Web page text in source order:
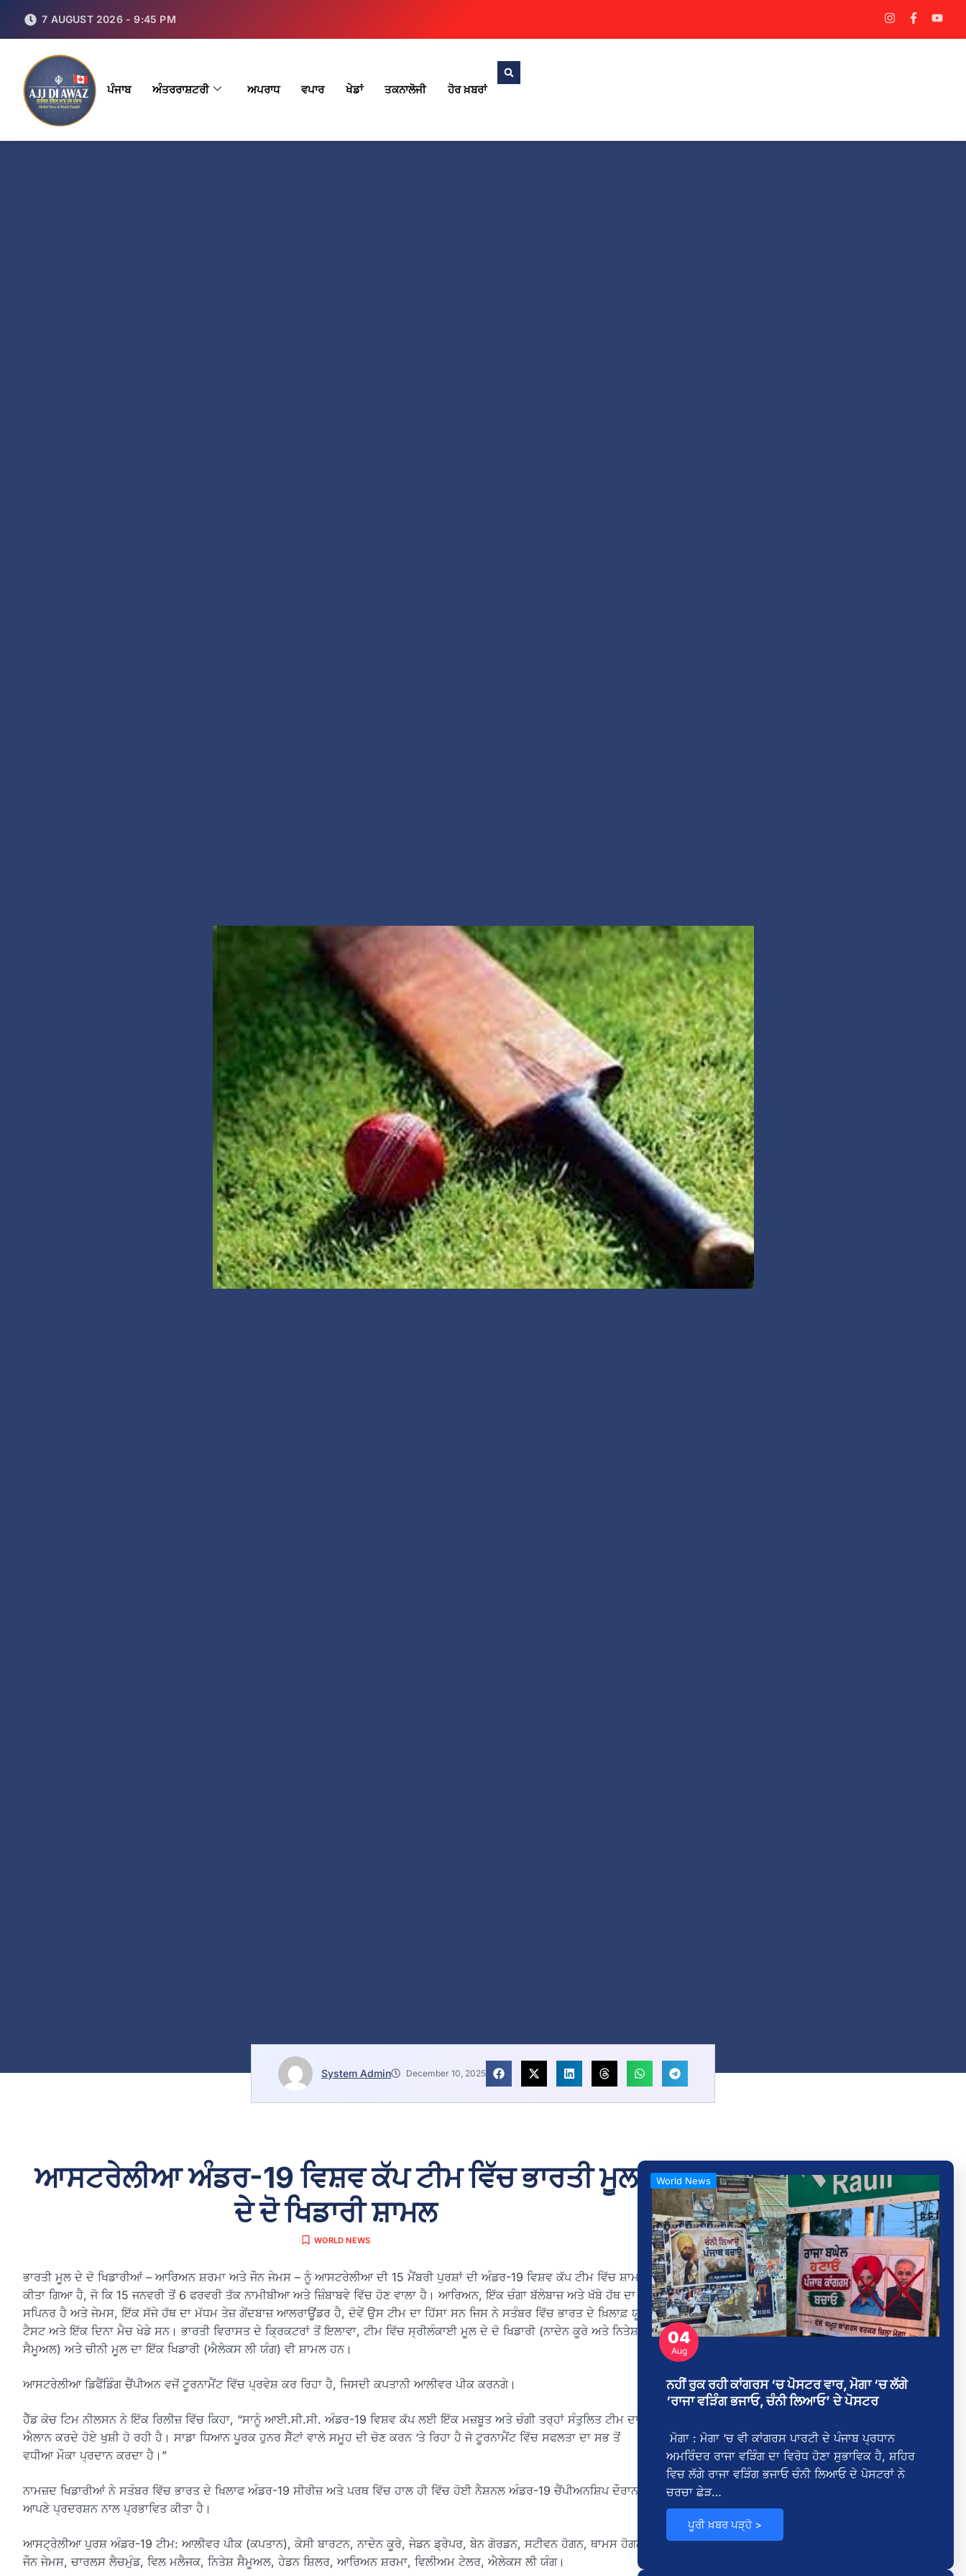
7 AUGUST 2026 - 9:45 PM
ਪੰਜਾਬ ਅੰਤਰਰਾਸ਼ਟਰੀ ਅਪਰਾਧ ਵਪਾਰ ਖੇਡਾਂ ਤਕਨਾਲੋਜੀ ਹੋਰ ਖ਼ਬਰਾਂ
System Admin December 10, 2025
ਆਸਟਰੇਲੀਆ ਅੰਡਰ-19 ਵਿਸ਼ਵ ਕੱਪ ਟੀਮ ਵਿੱਚ ਭਾਰਤੀ ਮੂਲ
ਦੇ ਦੋ ਖਿਡਾਰੀ ਸ਼ਾਮਲ
WORLD NEWS
ਭਾਰਤੀ ਮੂਲ ਦੇ ਦੋ ਖਿਡਾਰੀਆਂ – ਆਰਿਅਨ ਸ਼ਰਮਾ ਅਤੇ ਜੌਨ ਜੇਮਸ – ਨੂੰ ਆਸਟਰੇਲੀਆ ਦੀ 15 ਮੈਂਬਰੀ ਪੁਰਸ਼ਾਂ ਦੀ ਅੰਡਰ-19 ਵਿਸ਼ਵ ਕੱਪ ਟੀਮ ਵਿੱਚ ਸ਼ਾਮਲ
ਕੀਤਾ ਗਿਆ ਹੈ, ਜੋ ਕਿ 15 ਜਨਵਰੀ ਤੋਂ 6 ਫਰਵਰੀ ਤੱਕ ਨਾਮੀਬੀਆ ਅਤੇ ਜ਼ਿੰਬਾਬਵੇ ਵਿੱਚ ਹੋਣ ਵਾਲਾ ਹੈ। ਆਰਿਅਨ, ਇੱਕ ਚੰਗਾ ਬੱਲੇਬਾਜ਼ ਅਤੇ ਖੱਬੇ ਹੱਥ ਦਾ
ਸਪਿਨਰ ਹੈ ਅਤੇ ਜੇਮਸ, ਇੱਕ ਸੱਜੇ ਹੱਥ ਦਾ ਮੱਧਮ ਤੇਜ਼ ਗੇਂਦਬਾਜ਼ ਆਲਰਾਊਂਡਰ ਹੈ, ਦੋਵੇਂ ਉਸ ਟੀਮ ਦਾ ਹਿੱਸਾ ਸਨ ਜਿਸ ਨੇ ਸਤੰਬਰ ਵਿੱਚ ਭਾਰਤ ਦੇ ਖ਼ਿਲਾਫ਼ ਯੂਥ
ਟੈਸਟ ਅਤੇ ਇੱਕ ਦਿਨਾ ਮੈਚ ਖੇਡੇ ਸਨ। ਭਾਰਤੀ ਵਿਰਾਸਤ ਦੇ ਕ੍ਰਿਕਟਰਾਂ ਤੋਂ ਇਲਾਵਾ, ਟੀਮ ਵਿੱਚ ਸ੍ਰੀਲੰਕਾਈ ਮੂਲ ਦੇ ਦੋ ਖਿਡਾਰੀ (ਨਾਦੇਨ ਕੂਰੇ ਅਤੇ ਨਿਤੇਸ਼
ਸੈਮੂਅਲ) ਅਤੇ ਚੀਨੀ ਮੂਲ ਦਾ ਇੱਕ ਖਿਡਾਰੀ (ਐਲੇਕਸ ਲੀ ਯੰਗ) ਵੀ ਸ਼ਾਮਲ ਹਨ।
ਆਸਟਰੇਲੀਆ ਡਿਫੈਂਡਿੰਗ ਚੈਂਪੀਅਨ ਵਜੋਂ ਟੂਰਨਾਮੈਂਟ ਵਿੱਚ ਪ੍ਰਵੇਸ਼ ਕਰ ਰਿਹਾ ਹੈ, ਜਿਸਦੀ ਕਪਤਾਨੀ ਆਲੀਵਰ ਪੀਕ ਕਰਨਗੇ।
ਹੈੱਡ ਕੋਚ ਟਿਮ ਨੀਲਸਨ ਨੇ ਇੱਕ ਰਿਲੀਜ਼ ਵਿੱਚ ਕਿਹਾ, “ਸਾਨੂੰ ਆਈ.ਸੀ.ਸੀ. ਅੰਡਰ-19 ਵਿਸ਼ਵ ਕੱਪ ਲਈ ਇੱਕ ਮਜ਼ਬੂਤ ਅਤੇ ਚੰਗੀ ਤਰ੍ਹਾਂ ਸੰਤੁਲਿਤ ਟੀਮ ਦਾ
ਐਲਾਨ ਕਰਦੇ ਹੋਏ ਖੁਸ਼ੀ ਹੋ ਰਹੀ ਹੈ। ਸਾਡਾ ਧਿਆਨ ਪੂਰਕ ਹੁਨਰ ਸੈੱਟਾਂ ਵਾਲੇ ਸਮੂਹ ਦੀ ਚੋਣ ਕਰਨ ‘ਤੇ ਰਿਹਾ ਹੈ ਜੋ ਟੂਰਨਾਮੈਂਟ ਵਿੱਚ ਸਫਲਤਾ ਦਾ ਸਭ ਤੋਂ
ਵਧੀਆ ਮੌਕਾ ਪ੍ਰਦਾਨ ਕਰਦਾ ਹੈ।”
ਨਾਮਜ਼ਦ ਖਿਡਾਰੀਆਂ ਨੇ ਸਤੰਬਰ ਵਿੱਚ ਭਾਰਤ ਦੇ ਖਿਲਾਫ ਅੰਡਰ-19 ਸੀਰੀਜ਼ ਅਤੇ ਪਰਥ ਵਿੱਚ ਹਾਲ ਹੀ ਵਿੱਚ ਹੋਈ ਨੈਸ਼ਨਲ ਅੰਡਰ-19 ਚੈਂਪੀਅਨਸ਼ਿਪ ਦੌਰਾਨ
ਆਪਣੇ ਪ੍ਰਦਰਸ਼ਨ ਨਾਲ ਪ੍ਰਭਾਵਿਤ ਕੀਤਾ ਹੈ।
ਆਸਟ੍ਰੇਲੀਆ ਪੁਰਸ਼ ਅੰਡਰ-19 ਟੀਮ: ਆਲੀਵਰ ਪੀਕ (ਕਪਤਾਨ), ਕੇਸੀ ਬਾਰਟਨ, ਨਾਦੇਨ ਕੂਰੇ, ਜੇਡਨ ਡ੍ਰੇਪਰ, ਬੇਨ ਗੋਰਡਨ, ਸਟੀਵਨ ਹੋਗਨ, ਥਾਮਸ ਹੋਗਨ,
ਜੌਨ ਜੇਮਸ, ਚਾਰਲਸ ਲੈਚਮੁੰਡ, ਵਿਲ ਮਲੈਜਕ, ਨਿਤੇਸ਼ ਸੈਮੂਅਲ, ਹੇਡਨ ਸ਼ਿਲਰ, ਆਰਿਅਨ ਸ਼ਰਮਾ, ਵਿਲੀਅਮ ਟੇਲਰ, ਐਲੇਕਸ ਲੀ ਯੰਗ।
04
Aug
World News
ਨਹੀਂ ਰੁਕ ਰਹੀ ਕਾਂਗਰਸ ‘ਚ ਪੋਸਟਰ ਵਾਰ, ਮੋਗਾ ‘ਚ ਲੱਗੇ
‘ਰਾਜਾ ਵੜਿੰਗ ਭਜਾਓ, ਚੰਨੀ ਲਿਆਓ’ ਦੇ ਪੋਸਟਰ
ਮੋਗਾ : ਮੋਗਾ ‘ਚ ਵੀ ਕਾਂਗਰਸ ਪਾਰਟੀ ਦੇ ਪੰਜਾਬ ਪ੍ਰਧਾਨ
ਅਮਰਿੰਦਰ ਰਾਜਾ ਵੜਿੰਗ ਦਾ ਵਿਰੋਧ ਹੋਣਾ ਸੁਭਾਵਿਕ ਹੈ, ਸ਼ਹਿਰ
ਵਿਚ ਲੱਗੇ ਰਾਜਾ ਵੜਿੰਗ ਭਜਾਓ ਚੰਨੀ ਲਿਆਓ ਦੇ ਪੋਸਟਰਾਂ ਨੇ
ਚਰਚਾ ਛੇੜ…
ਪੂਰੀ ਖ਼ਬਰ ਪੜ੍ਹੋ >